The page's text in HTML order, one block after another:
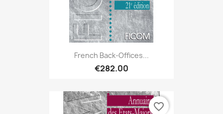
French Back-Offices...
€282.00
favorite_border